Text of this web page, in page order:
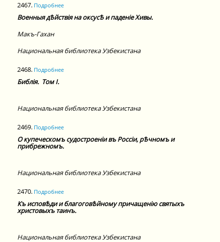
2467. Подробнее
Военныя дѢйствiя на оксусѢ и паденiе Хивы.
Макъ-Гахан
Национальная библиотека Узбекистана
2468. Подробнее
Библiя. Том I.
Национальная библиотека Узбекистана
2469. Подробнее
О купеческомъ судостроенiи въ Россiи, рѢчномъ и
прибрежномъ.
Национальная библиотека Узбекистана
2470. Подробнее
Къ исповѢди и благоговѢйному причащенiю святыхъ
христовыхъ таинъ.
Национальная библиотека Узбекистана